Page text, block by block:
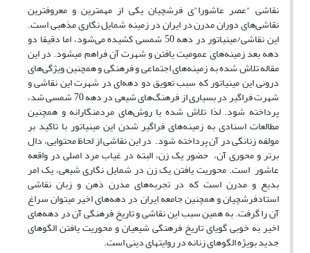
نقاشی "عصر عاشورا"ی فرشچیان یکی از مهمترین و معروفترین
نقاشی‌های دوران مدرن در ایران در زمینه شمایل نگاری مذهبی است.
این نقاشی/مینیاتور در دهه 50 شمسی کشیده می‌شود، اما دقیقا دو
دهه بعد زمینه‌های عمومیت یافتن و شهرت آن فراهم میشود. در این
مقاله تلاش شده به زمینه‌های اجتماعی و فرهنگی و همچنین ویژگی‌های
درونی این مینیاتور که سبب تعویق دو دهه‌ای در شهرت این نقاشی و
شهرت فراگیر در بسیاری از فرهنگ‌های شیعی در دهه 70 شمسی شد،
پرداخته شود. لذا تلاش شده با روش‌های مردمنگارانه و همچنین
مطالعات اسنادی به زمینه‌های فراگیر شدن این مینیاتور با تاکید بر
مولفه زنانگی در آن پرداخته شود. در این نقاشی از لحاظ محتوایی، دال
برتر و محوری آن، حضور یک زن، ‌البته در غیاب مرد اصلی در واقعه
عاشور است. محوریت یافتن یک زن در شمایل نگاری شیعی،‌ یک امر
بدیع و مدرن است که در تجربه‌های مدرن ذهن و زبان نقاشی
استادفرشچیان و همچنین جامعه ایران در دهه‌های اخیر میتوان سراغ
آن را گرفت. به همین سبب این نقاشی و تاریخ فرهنگی آن در دهه‌های
اخیر به خوبی گویای تاریخ فرهنگی شیعیان و محوریت یافتن الگوهای
جدید بویژه الگوهای زنانه در روایتهای دینی است.